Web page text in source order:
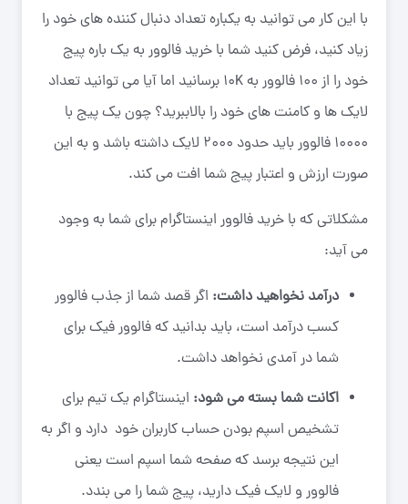
با این کار می توانید به یکباره تعداد دنبال کننده های خود را
زیاد کنید، فرض کنید شما با خرید فالوور به یک باره پیج
خود را از 100 فالوور به 10K برسانید اما آیا می توانید تعداد
لایک ها و کامنت های خود را بالاببرید؟ چون یک پیج با
10000 فالوور باید حدود 2000 لایک داشته باشد و به این
صورت ارزش و اعتبار پیج شما افت می کند.
مشکلاتی که با خرید فالوور اینستاگرام برای شما به وجود
می آید:
درآمد نخواهید داشت: اگر قصد شما از جذب فالوور
کسب درآمد است، باید بدانید که فالوور فیک برای
شما در آمدی نخواهد داشت.
اکانت شما بسته می شود: اینستاگرام یک تیم برای
تشخیص اسپم بودن حساب کاربران خود دارد و اگر به
این نتیجه برسد که صفحه شما اسپم است یعنی
فالوور و لایک فیک دارید، پیج شما را می بندد.